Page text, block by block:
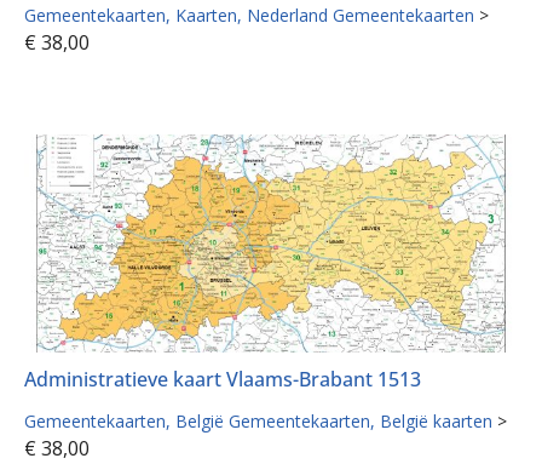
Gemeentekaarten Kaarten Nederland Gemeentekaarten >
€ 38,00
Administratieve kaart Vlaams-Brabant 1513
Gemeentekaarten België Gemeentekaarten België kaarten >
€ 38,00